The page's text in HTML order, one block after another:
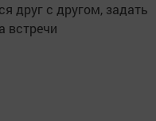
друг с другом, задать
встречи